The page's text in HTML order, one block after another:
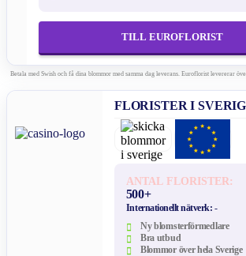
TILL EUROFLORIST
Betala med Swish och få dina blommor med samma dag leverans. Euroflorist levererar
FLORISTER I
ANTAL FLORISTER:
500+
Internationellt nätverk: -
Ny blomsterförmedlare
Bra utbud
Blommor över hela Sverige